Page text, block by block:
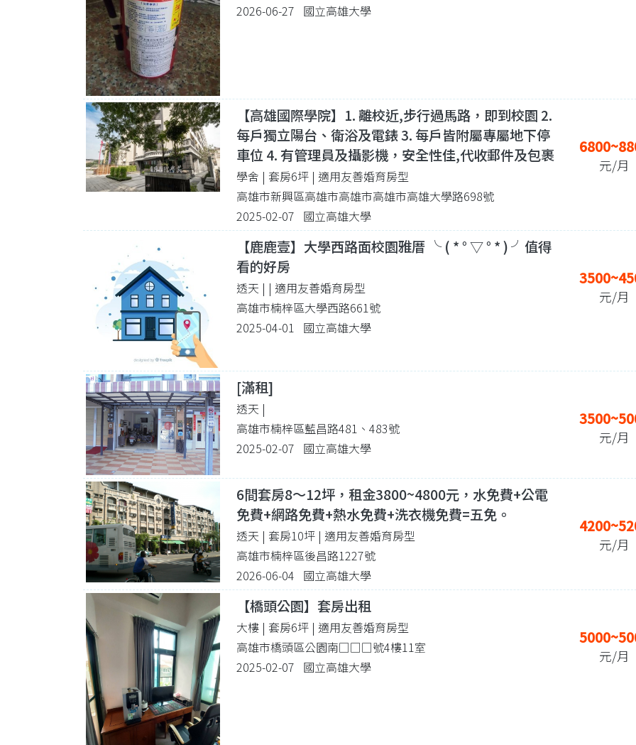
2026-06-27 國立高雄大學
【高雄國際學院】1. 離校近,步行過馬路，即到校園 2.
每戶獨立陽台、衛浴及電錶 3. 每戶皆附屬專屬地下停
車位 4. 有管理員及攝影機，安全性佳,代收郵件及包裹
學舍 | 套房6坪 | 適用友善婚育房型
高雄市新興區高雄市高雄市高雄市高雄大學路698號
2025-02-07 國立高雄大學
元/月
【鹿鹿壹】大學西路面校園雅厝 ╰ ( * ° ▽ ° * ) ╯值得
看的好房
透天 | | 適用友善婚育房型
高雄市楠梓區大學西路661號
2025-04-01 國立高雄大學
元/月
[滿租]
透天 |
高雄市楠梓區藍昌路481、483號
2025-02-07 國立高雄大學
元/月
6間套房8～12坪，租金3800~4800元，水免費+公電
免費+網路免費+熱水免費+洗衣機免費=五免。
透天 | 套房10坪 | 適用友善婚育房型
高雄市楠梓區後昌路1227號
2026-06-04 國立高雄大學
元/月
【橋頭公園】套房出租
大樓 | 套房6坪 | 適用友善婚育房型
高雄市橋頭區公園南□□□號4樓11室
2025-02-07 國立高雄大學
元/月